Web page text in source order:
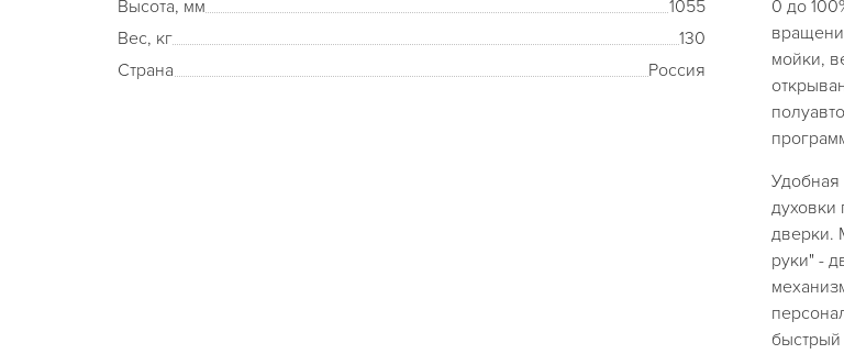
Высота, мм
1055
Вес, кг
130
Страна
Россия
0 до
мойки,
Удобная
духовки
дверки.
руки" -